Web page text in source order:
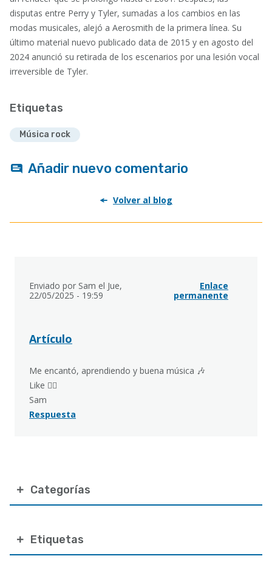
Categorías
Etiquetas
disputas entre Perry y Tyler, sumadas a los cambios en las
modas musicales, alejó a Aerosmith de la primera línea. Su
último material nuevo publicado data de 2015 y en agosto del
2024 anunció su retirada de los escenarios por una lesión vocal
irreversible de Tyler.
Etiquetas
Música rock
Añadir nuevo comentario
Volver al blog
Enviado por Sam el Jue,
22/05/2025 - 19:59
Enlace
permanente
Artículo
Me encantó, aprendiendo y buena música 🎶
Like 👍🏻
Sam
Respuesta